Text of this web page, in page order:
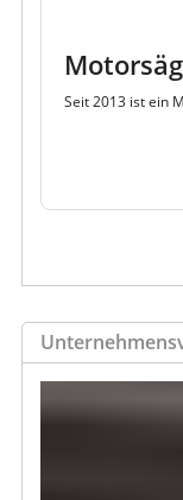
Seit 2013 ist ein